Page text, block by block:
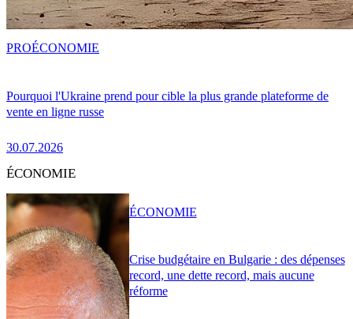
Pourquoi l'Ukraine prend pour cible la plus grande plateforme de
vente en ligne russe
30.07.2026
PROÉCONOMIE
ÉCONOMIE
Crise budgétaire en Bulgarie : des dépenses
record, une dette record, mais aucune
réforme
ÉCONOMIE